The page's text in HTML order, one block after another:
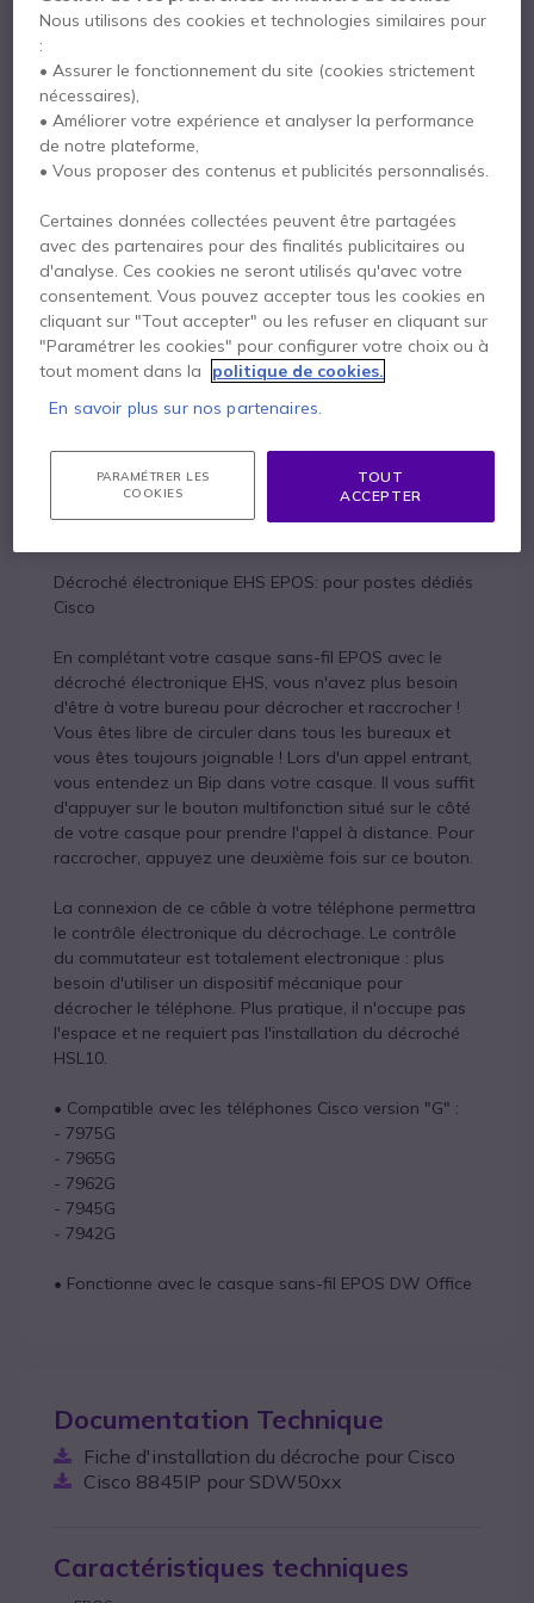
Points Forts
Câble électronique EPOS EHS pour décrocher et raccrocher à
distance de votre téléphone Cisco
Compatible avec les téléphones dédiés Cisco version "G"
Afficher plus
Contactez nos experts - Numéro gratuit
0800 72 4000
F.A.Q Chat
Description
Décroché électronique EHS EPOS: pour postes dédiés
Cisco
En complétant votre casque sans-fil EPOS avec le
décroché électronique EHS, vous n'avez plus besoin
d'être à votre bureau pour décrocher et raccrocher !
Vous êtes libre de circuler dans tous les bureaux et
vous êtes toujours joignable ! Lors d'un appel entrant,
vous entendez un Bip dans votre casque. Il vous suffit
d'appuyer sur le bouton multifonction situé sur le côté
de votre casque pour prendre l'appel à distance. Pour
raccrocher, appuyez une deuxième fois sur ce bouton.
La connexion de ce câble à votre téléphone permettra
le contrôle électronique du décrochage. Le contrôle
du commutateur est totalement electronique : plus
besoin d'utiliser un dispositif mécanique pour
décrocher le téléphone. Plus pratique, il n'occupe pas
l'espace et ne requiert pas l'installation du décroché
HSL10.
• Compatible avec les téléphones Cisco version "G" :
- 7975G
- 7965G
- 7962G
- 7945G
- 7942G
• Fonctionne avec le casque sans-fil EPOS DW Office
Documentation Technique
Fiche d'installation du décroche pour Cisco
Cisco 8845IP pour SDW50xx
Caractéristiques techniques
Nous utilisons des cookies et technologies similaires pour
:
• Assurer le fonctionnement du site (cookies strictement
nécessaires),
• Améliorer votre expérience et analyser la performance
de notre plateforme,
• Vous proposer des contenus et publicités personnalisés.
Certaines données collectées peuvent être partagées
avec des partenaires pour des finalités publicitaires ou
d'analyse. Ces cookies ne seront utilisés qu'avec votre
consentement. Vous pouvez accepter tous les cookies en
cliquant sur "Tout accepter" ou les refuser en cliquant sur
"Paramétrer les cookies" pour configurer votre choix ou à
tout moment dans la
politique de cookies.
En savoir plus sur nos partenaires.
PARAMÉTRER LES
COOKIES
TOUT
ACCEPTER